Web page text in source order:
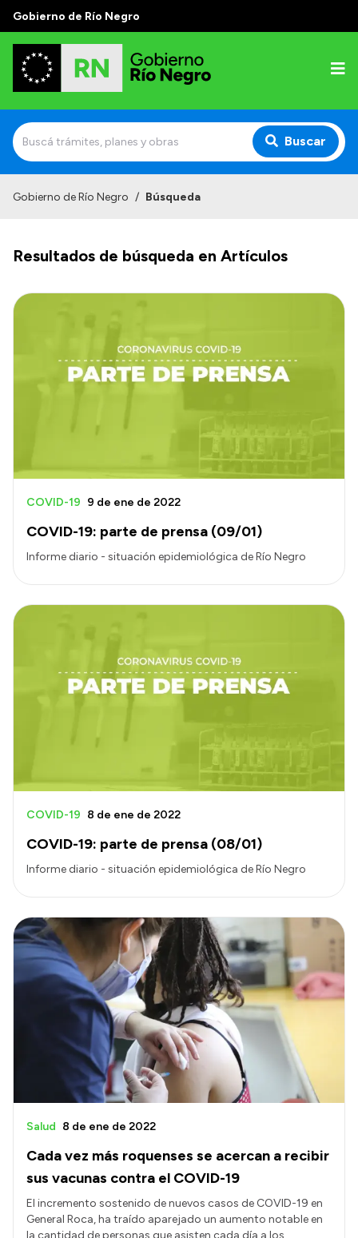
Gobierno de Río Negro
Buscar
Prensa
Autoridades y Organismos
Acerca de Río Negro
Invertí en Río Negro
Transparencia
Consulta de pago a proveedores
Convocatorias
Gobierno de Río Negro / Búsqueda
Resultados de búsqueda en Artículos
COVID-19: parte de prensa (09/01)
COVID-19 9 de ene de 2022
Informe diario - situación epidemiológica de Río Negro
COVID-19: parte de prensa (08/01)
COVID-19 8 de ene de 2022
Informe diario - situación epidemiológica de Río Negro
Cada vez más roquenses se acercan a recibir
sus vacunas contra el COVID-19
Salud 8 de ene de 2022
El incremento sostenido de nuevos casos de COVID-19 en
General Roca, ha traído aparejado un aumento notable en